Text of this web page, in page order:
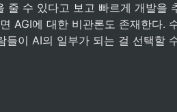
수 있다고 보고 빠르게 개발을
AGI에 대한 비관론도 존재한다.
이 AI의 일부가 되는 걸 선택할